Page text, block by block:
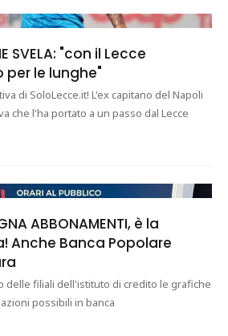
SVELA: "con il Lecce
le lunghe"
di SoloLecce.it! L'ex capitano del Napoli
che l'ha portato a un passo dal Lecce
ABBONAMENTI, è la
Anche Banca Popolare
delle filiali dell'istituto di credito le grafiche
possibili in banca